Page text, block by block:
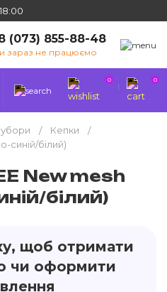
(073) 855-88-48
зараз не працюємо
0 0
убори
Кепки
синій/білий)
New mesh
білий)
щоб отримати
чи оформити